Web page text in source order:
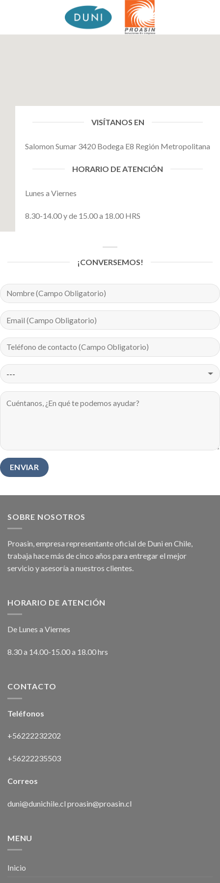
VISÍTANOS EN
Salomon Sumar 3420 Bodega E8 Región Metropolitana
HORARIO DE ATENCIÓN
Lunes a Viernes
8.30-14.00 y de 15.00 a 18.00 HRS
¡CONVERSEMOS!
SOBRE NOSOTROS
Proasin, empresa representante oficial de Duni en Chile,
trabaja hace más de cinco años para entregar el mejor
servicio y asesoría a nuestros clientes.
HORARIO DE ATENCIÓN
De Lunes a Viernes
8.30 a 14.00-15.00 a 18.00 hrs
CONTACTO
Teléfonos
+56222232202
+56222235503
Correos
duni@dunichile.cl proasin@proasin.cl
MENU
Inicio